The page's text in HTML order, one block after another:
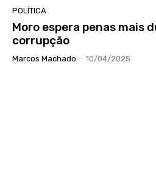
POLÍTICA
Moro espera penas mais
corrupção
Marcos Machado - 10/04/2025